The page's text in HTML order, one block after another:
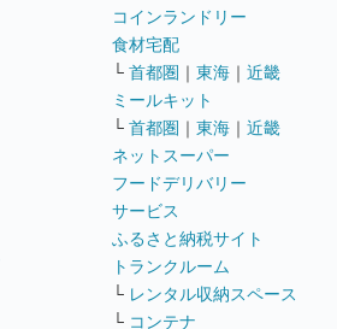
コインランドリー
食材宅配
└ 首都圏 ｜ 東海 ｜ 近畿
ミールキット
└ 首都圏 ｜ 東海 ｜ 近畿
ネットスーパー
フードデリバリー
サービス
ふるさと納税サイト
トランクルーム
└ レンタル収納スペース
└ コンテナ